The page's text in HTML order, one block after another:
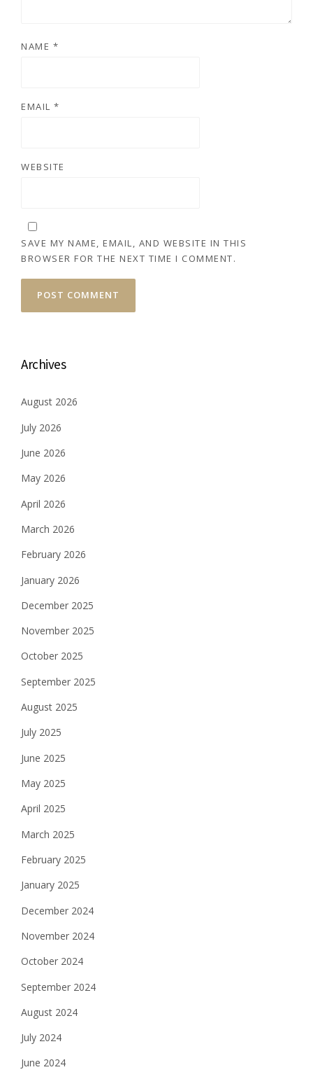
NAME *
EMAIL *
WEBSITE
SAVE MY NAME, EMAIL, AND WEBSITE IN THIS
BROWSER FOR THE NEXT TIME I COMMENT.
Archives
August 2026
July 2026
June 2026
May 2026
April 2026
March 2026
February 2026
January 2026
December 2025
November 2025
October 2025
September 2025
August 2025
July 2025
June 2025
May 2025
April 2025
March 2025
February 2025
January 2025
December 2024
November 2024
October 2024
September 2024
August 2024
July 2024
June 2024